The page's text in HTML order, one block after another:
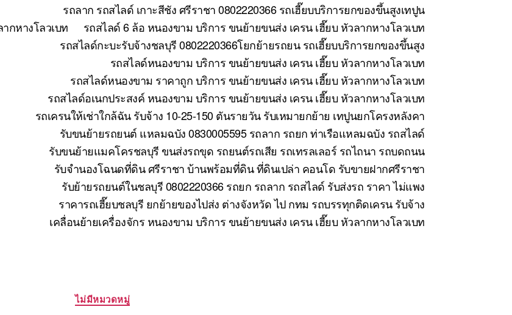
รถลาก รถสไลด์ เกาะสีชัง ศรีราชา 0802220366 รถเฮี๊ยบบริการยกของขึ้นสูงเทปูน
กหางโลวเบท
รถสไลด์ 6 ล้อ หนองขาม บริการ ขนย้ายขนส่ง เครน เฮี๊ยบ หัวลากหางโลวเบท
รถสไลด์กะบะรับจ้างชลบุรี 0802220366โยกย้ายรถยน รถเฮี๊ยบบริการยกของขึ้นสูง
รถสไลด์หนองขาม บริการ ขนย้ายขนส่ง เครน เฮี๊ยบ หัวลากหางโลวเบท
รถสไลด์หนองขาม ราคาถูก บริการ ขนย้ายขนส่ง เครน เฮี๊ยบ หัวลากหางโลวเบท
รถสไลด์อเนกประสงค์ หนองขาม บริการ ขนย้ายขนส่ง เครน เฮี๊ยบ หัวลากหางโลวเบท
รถเครนให้เช่าใกล้ฉัน รับจ้าง 10-25-150 ตันรายวัน รับเหมายกย้าย เทปูนยกโครงหลังคา
รับขนย้ายรถยนต์ แหลมฉบัง 0830005595 รถลาก รถยก ท่าเรือแหลมฉบัง รถสไลด์
รับขนย้ายแมคโครชลบุรี ขนส่งรถขุด รถยนต์รถเสีย รถเทรลเลอร์ รถไถนา รถบดถนน
รับจำนองโฉนดที่ดิน ศรีราชา บ้านพร้อมที่ดิน ที่ดินเปล่า คอนโด รับขายฝากศรีราชา
รับย้ายรถยนต์ในชลบุรี 0802220366 รถยก รถลาก รถสไลด์ รับส่งรถ ราคา ไม่แพง
ราคารถเฮี๊ยบชลบุรี ยกย้ายของไปส่ง ต่างจังหวัด ไป กทม รถบรรทุกติดเครน รับจ้าง
เคลื่อนย้ายเครื่องจักร หนองขาม บริการ ขนย้ายขนส่ง เครน เฮี๊ยบ หัวลากหางโลวเบท
Categories
ไม่มีหมวดหมู่